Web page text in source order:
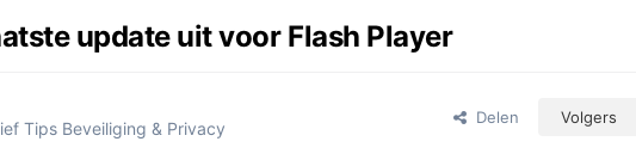
update uit voor Flash Player
Tips Beveiliging & Privacy
Delen Volgers